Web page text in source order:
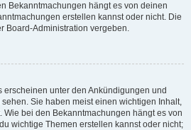
Bekanntmachungen hängt es von deinen
erstellen kannst oder nicht. Die
Board-Administration vergeben.
erscheinen unter den Ankündigungen und
Sie haben meist einen wichtigen Inhalt,
bei den Bekanntmachungen hängt es von
wichtige Themen erstellen kannst oder nicht;